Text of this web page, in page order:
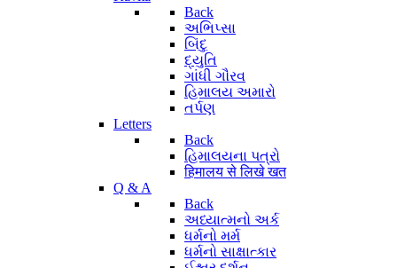
Back
અભિપ્સા
બિંદુ
દ્યુતિ
ગાંધી ગૌરવ
હિમાલય અમારો
તર્પણ
Letters
Back
હિમાલયના પત્રો
हिमालय से लिखे खत
Q & A
Back
અધ્યાત્મનો અર્ક
ધર્મનો મર્મ
ધર્મનો સાક્ષાત્કાર